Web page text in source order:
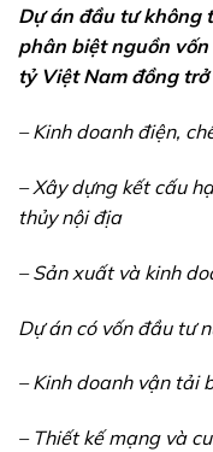
Dự án đầu tư không
phân biệt nguồn
tỷ Việt Nam đồng
– Kinh doanh điện,
– Xây dựng kết cấu
thủy nội địa
– Sản xuất và kinh
Dự án có vốn đầu tư
– Kinh doanh vận tải
– Thiết kế mạng và